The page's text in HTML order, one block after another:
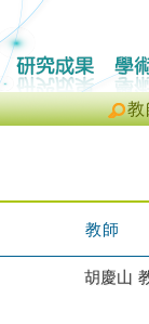
教
教師
胡慶山